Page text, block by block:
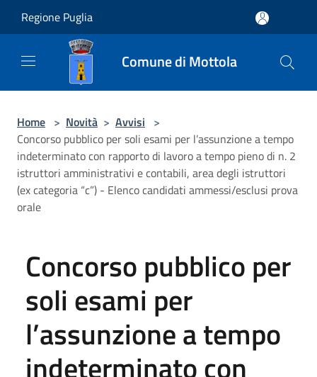
Regione Puglia
Comune di Mottola
Home > Novità > Avvisi >
Concorso pubblico per soli esami per l’assunzione a tempo
indeterminato con rapporto di lavoro a tempo pieno di n. 2
istruttori amministrativi e contabili, area degli istruttori
(ex categoria “c”) - Elenco candidati ammessi/esclusi prova
orale
Concorso pubblico per
soli esami per
l’assunzione a tempo
indeterminato con